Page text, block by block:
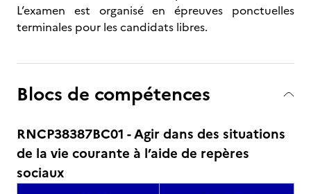
L’examen est organisé en épreuves ponctuelles
terminales pour les candidats libres.
Blocs de compétences
RNCP38387BC01 - Agir dans des situations
de la vie courante à l’aide de repères
sociaux